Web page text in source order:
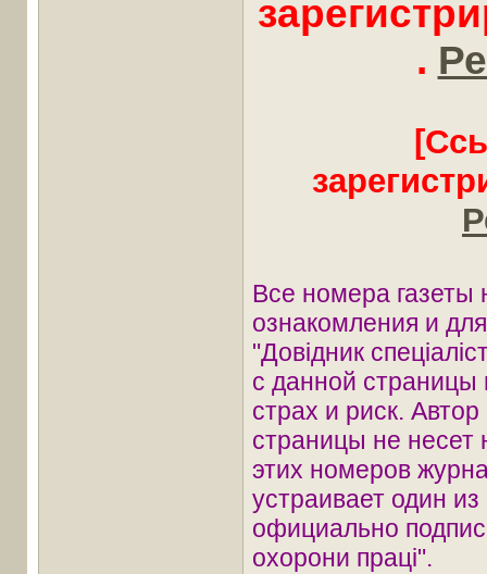
.
Все номера
ознакомления и
"Довідник
с данной страницы
страх и риск.
страницы не несет
этих номеров
устраивает один
официально
охорони праці".